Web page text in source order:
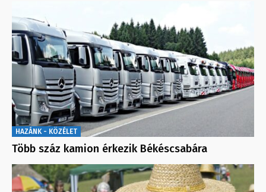
HAZÁNK - KÖZÉLET
Több száz kamion érkezik Békéscsabára